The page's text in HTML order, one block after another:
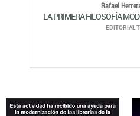
Rafael
LA PRIMERA FILOSOFÍA
EDITORIAL